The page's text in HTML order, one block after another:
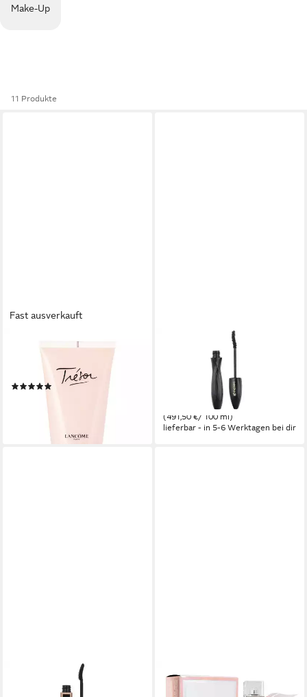
Make-Up
11 Produkte
Fast ausverkauft
Bodylotion Tresor Packung, 1-
tlg., 150 ml BodyLotion
(5)
lieferbar - in 2-3 Werktagen bei dir
Mascara Hypnose Drama
Waterproof, 1-tlg., Mascara, 8
ml Selbstbräuner Produkt
ab 39,32 €
(491,50 €/ 100 ml)
lieferbar - in 5-6 Werktagen bei dir
Mascara Lash Idle Waterpoof
LANCOME
Eau de Parfum La Vie est